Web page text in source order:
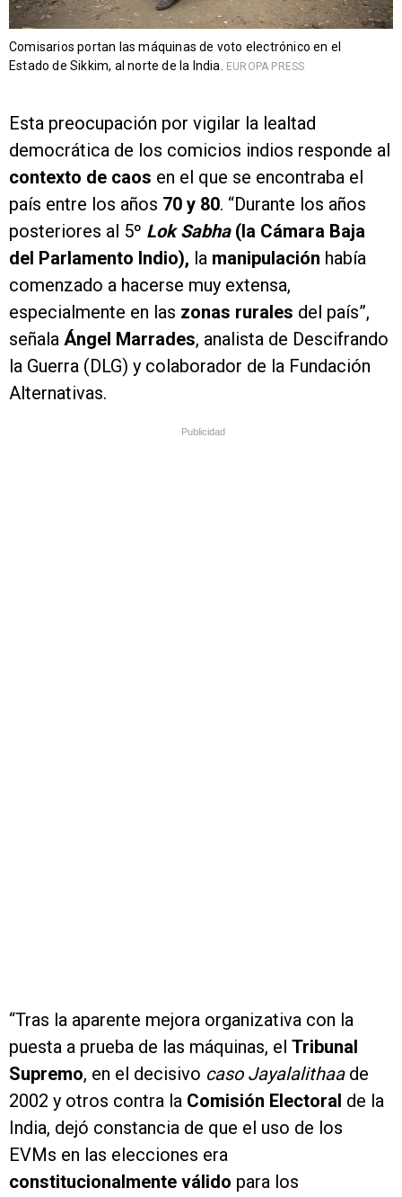
Comisarios portan las máquinas de voto electrónico en el
Estado de Sikkim, al norte de la India. EUROPA PRESS
Esta preocupación por vigilar la lealtad
democrática de los comicios indios responde al
contexto de caos en el que se encontraba el
país entre los años 70 y 80. “Durante los años
posteriores al 5º Lok Sabha (la Cámara Baja
del Parlamento Indio), la manipulación había
comenzado a hacerse muy extensa,
especialmente en las zonas rurales del país”,
señala Ángel Marrades, analista de Descifrando
la Guerra (DLG) y colaborador de la Fundación
Alternativas.
Publicidad
“Tras la aparente mejora organizativa con la
puesta a prueba de las máquinas, el Tribunal
Supremo, en el decisivo caso Jayalalithaa de
2002 y otros contra la Comisión Electoral de la
India, dejó constancia de que el uso de los
EVMs en las elecciones era
constitucionalmente válido para los